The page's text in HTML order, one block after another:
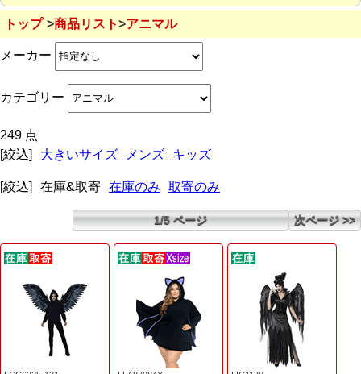
トップ 商品リスト アニマル
メーカー
カテゴリー
249 点
[絞込]
大きいサイズ メンズ キッズ
[絞込] 在庫&取寄 在庫のみ 取寄のみ
1/5 ページ 次ページ >>